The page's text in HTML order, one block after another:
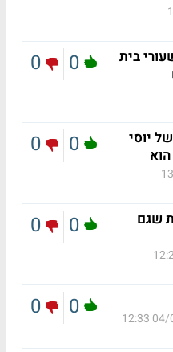
שעורי בית
0
0
יוסי
0
0
שגם
0
0
04/
0
0